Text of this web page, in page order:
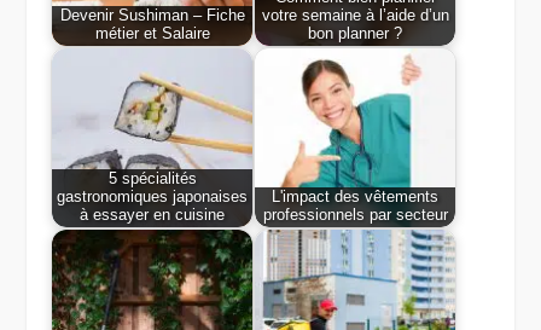
Devenir Sushiman – Fiche
métier et Salaire
votre semaine à l’aide d’un
bon planner ?
5 spécialités
gastronomiques japonaises
à essayer en cuisine
L'impact des vêtements
professionnels par secteur